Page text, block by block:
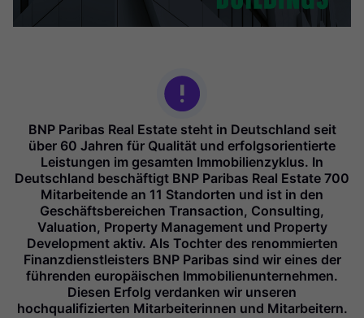
BNP Paribas Real Estate steht in Deutschland seit
über 60 Jahren für Qualität und erfolgsorientierte
Leistungen im gesamten Immobilienzyklus. In
Deutschland beschäftigt BNP Paribas Real Estate 700
Mitarbeitende an 11 Standorten und ist in den
Geschäftsbereichen Transaction, Consulting,
Valuation, Property Management und Property
Development aktiv. Als Tochter des renommierten
Finanzdienstleisters BNP Paribas sind wir eines der
führenden europäischen Immobilienunternehmen.
Diesen Erfolg verdanken wir unseren
hochqualifizierten Mitarbeiterinnen und Mitarbeitern.